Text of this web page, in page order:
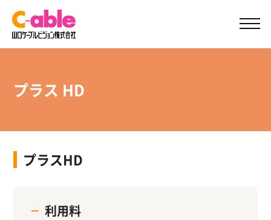
プラス HD
プラスHD
利用料
ご加入案内